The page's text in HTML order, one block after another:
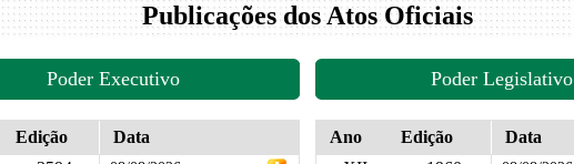
Publicações dos Atos Oficiais
Poder Executivo Poder Legislativo
Edição
Data
Ano Edição
Data